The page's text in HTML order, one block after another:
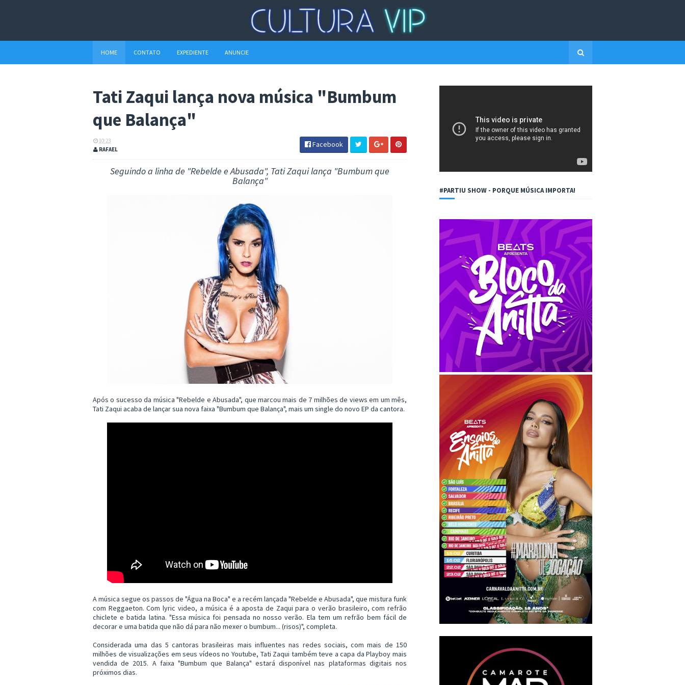
HOME CONTATO EXPEDIENTE ANUNCIE
Tati Zaqui lança nova música "Bumbum
que Balança"
10:23
RAFAEL
Facebook
Seguindo a linha de "Rebelde e Abusada", Tati Zaqui lança "Bumbum que
Balança"
Após o sucesso da música "Rebelde e Abusada", que marcou mais de 7 milhões de views em um mês,
Tati Zaqui acaba de lançar sua nova faixa "Bumbum que Balança", mais um single do novo EP da cantora.
A música segue os passos de "Água na Boca" e a recém lançada "Rebelde e Abusada", que mistura funk
com Reggaeton. Com lyric video, a música é a aposta de Zaqui para o verão brasileiro, com refrão
chiclete e batida latina. "Essa música foi pensada no nosso verão. Ela tem um refrão bem fácil de
decorar e uma batida que não dá para não mexer o bumbum... (risos)", completa.
Considerada uma das 5 cantoras brasileiras mais influentes nas redes sociais, com mais de 150
milhões de visualizações em seus vídeos no Youtube, Tati Zaqui também teve a capa da Playboy mais
vendida de 2015. A faixa "Bumbum que Balança" estará disponível nas plataformas digitais nos
próximos dias.
#PARTIU SHOW - PORQUE MÚSICA IMPORTA!